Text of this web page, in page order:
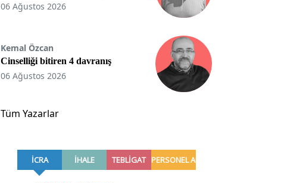
06 Ağustos 2026
Kemal Özcan
Cinselliği bitiren 4 davranış
06 Ağustos 2026
Tüm Yazarlar